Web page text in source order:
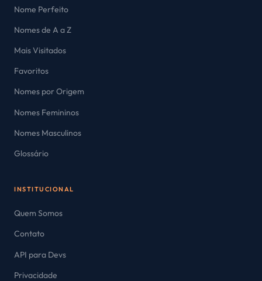
Nome Perfeito
Nomes de A a Z
Mais Visitados
Favoritos
Nomes por Origem
Nomes Femininos
Nomes Masculinos
Glossário
INSTITUCIONAL
Quem Somos
Contato
API para Devs
Privacidade